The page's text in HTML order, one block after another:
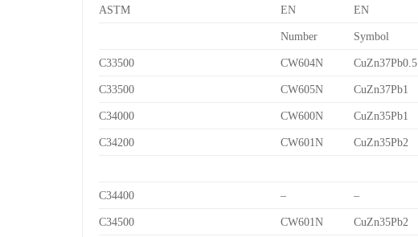
ASTM EN EN
Number Symbol
C33500 CW604N CuZn37Pb0.5
C33500 CW605N CuZn37Pb1
C34000 CW600N CuZn35Pb1
C34200 CW601N CuZn35Pb2
C34400 – –
C34500 CW601N CuZn35Pb2